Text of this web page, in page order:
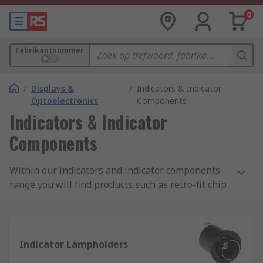
0
Fabrikantnummer
/ Displays &
Optoelectronics
/ Indicators & Indicator
Components
Indicators & Indicator
Components
Within our indicators and indicator components
range you will find products such as retro-fit chip
models and accessories like lamp holders. Find
leading brands such as Marl, Arcoelectric and
Oxley, or choose our own RS Pro range for quality
Indicator Lampholders